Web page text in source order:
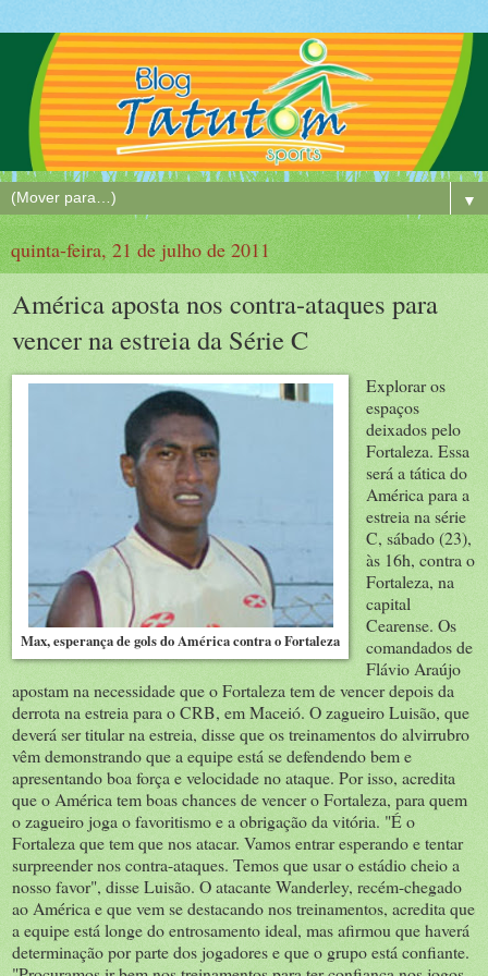
▼
quinta-feira, 21 de julho de 2011
América aposta nos contra-ataques para
vencer na estreia da Série C
Max, esperança de gols do América contra o Fortaleza
Explorar os
espaços
deixados pelo
Fortaleza. Essa
será a tática do
América para a
estreia na série
C, sábado (23),
às 16h, contra o
Fortaleza, na
capital
Cearense. Os
comandados de
Flávio Araújo
apostam na necessidade que o Fortaleza tem de vencer depois da
derrota na estreia para o CRB, em Maceió. O zagueiro Luisão, que
deverá ser titular na estreia, disse que os treinamentos do alvirrubro
vêm demonstrando que a equipe está se defendendo bem e
apresentando boa força e velocidade no ataque. Por isso, acredita
que o América tem boas chances de vencer o Fortaleza, para quem
o zagueiro joga o favoritismo e a obrigação da vitória. "É o
Fortaleza que tem que nos atacar. Vamos entrar esperando e tentar
surpreender nos contra-ataques. Temos que usar o estádio cheio a
nosso favor", disse Luisão. O atacante Wanderley, recém-chegado
ao América e que vem se destacando nos treinamentos, acredita que
a equipe está longe do entrosamento ideal, mas afirmou que haverá
determinação por parte dos jogadores e que o grupo está confiante.